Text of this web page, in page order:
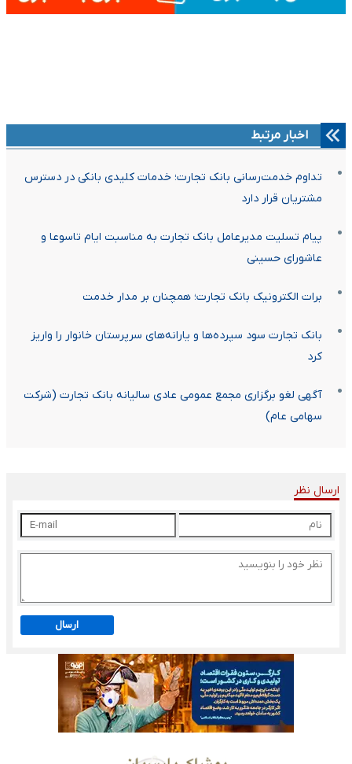
اخبار مرتبط
تداوم خدمت‌رسانی بانک تجارت؛ خدمات کلیدی بانکی در دسترس
مشتریان قرار دارد
پیام تسلیت مدیرعامل بانک تجارت به مناسبت ایام تاسوعا و
عاشورای حسینی
برات الکترونیک بانک تجارت؛ همچنان بر مدار خدمت
بانک تجارت سود سپرده‌ها و یارانه‌های سرپرستان خانوار را واریز
کرد
آگهی لغو برگزاری مجمع عمومی عادی سالیانه بانک تجارت (شرکت
سهامی عام)
ارسال نظر
ارسال